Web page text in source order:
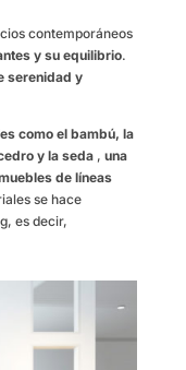
contemporáneos
y su equilibrio.
serenidad y
como el bambú, la
y la seda, una
de líneas
se hace
es decir,